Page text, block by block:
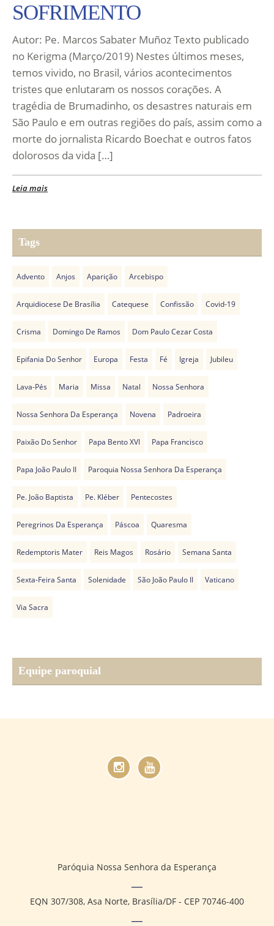
SOFRIMENTO
Autor: Pe. Marcos Sabater Muñoz Texto publicado
no Kerigma (Março/2019) Nestes últimos meses,
temos vivido, no Brasil, vários acontecimentos
tristes que enlutaram os nossos corações. A
tragédia de Brumadinho, os desastres naturais em
São Paulo e em outras regiões do país, assim como a
morte do jornalista Ricardo Boechat e outros fatos
dolorosos da vida […]
Leia mais
Tags
Advento Anjos Aparição Arcebispo
Arquidiocese De Brasília Catequese Confissão Covid-19
Crisma Domingo De Ramos Dom Paulo Cezar Costa
Epifania Do Senhor Europa Festa Fé Igreja Jubileu
Lava-Pés Maria Missa Natal Nossa Senhora
Nossa Senhora Da Esperança Novena Padroeira
Paixão Do Senhor Papa Bento XVI Papa Francisco
Papa João Paulo II Paroquia Nossa Senhora Da Esperança
Pe. João Baptista Pe. Kléber Pentecostes
Peregrinos Da Esperança Páscoa Quaresma
Redemptoris Mater Reis Magos Rosário Semana Santa
Sexta-Feira Santa Solenidade São João Paulo II Vaticano
Via Sacra
Equipe paroquial
Paróquia Nossa Senhora da Esperança
EQN 307/308, Asa Norte, Brasília/DF - CEP 70746-400